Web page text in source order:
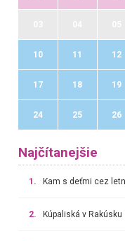
10 11 12
17 18 19
24 25 26
Najčítanejšie
1. Kam s deťmi cez
2. Kúpaliská v